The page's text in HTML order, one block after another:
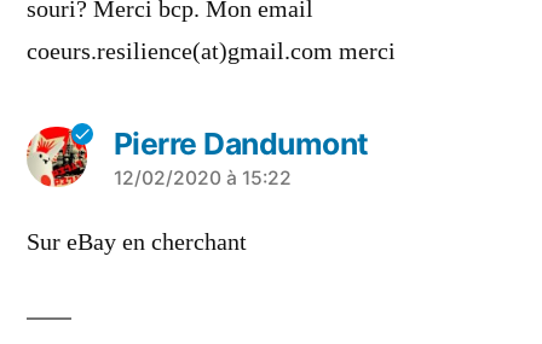
souri? Merci bcp. Mon email
coeurs.resilience(at)gmail.com merci
Pierre Dandumont
a
dit :
12/02/2020 à 15:22
Sur eBay en cherchant